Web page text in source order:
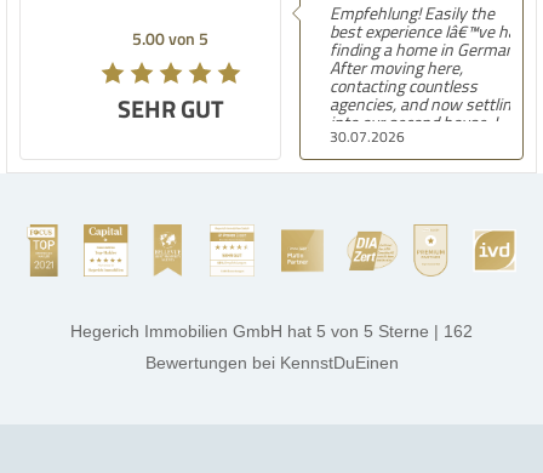
5.00 von 5
SEHR GUT
30.07.2026
Empfehlung! Easily the
best experience Iâ€™ve had
finding a home in Germany.
After moving here,
contacting countless
agencies, and now settling
into our second house, I
know firsthand how
challenging and
overwhelming the German
stands out far above the
rest. They made the entire
process smooth,
thanks, and a huge part of
the credit goes to Amelie
Jamrowâ€”she was
exceptionally professional,
Hegerich Immobilien GmbH hat 5 von 5 Sterne | 162
Bewertungen bei KennstDuEinen